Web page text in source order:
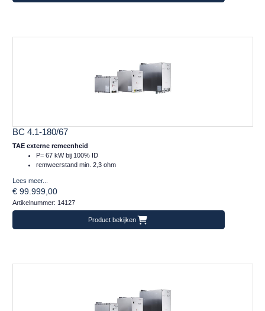
BC 4.1-180/67
TAE externe remeenheid
P= 67 kW bij 100% ID
remweerstand min. 2,3 ohm
Lees meer...
€ 99.999,00
Artikelnummer: 14127
Product bekijken